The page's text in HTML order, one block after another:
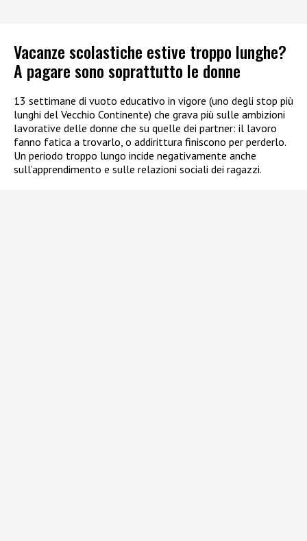
Vacanze scolastiche estive troppo lunghe?
A pagare sono soprattutto le donne
13 settimane di vuoto educativo in vigore (uno degli stop più
lunghi del Vecchio Continente) che grava più sulle ambizioni
lavorative delle donne che su quelle dei partner: il lavoro
fanno fatica a trovarlo, o addirittura finiscono per perderlo.
Un periodo troppo lungo incide negativamente anche
sull’apprendimento e sulle relazioni sociali dei ragazzi.